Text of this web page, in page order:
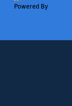
Powered By